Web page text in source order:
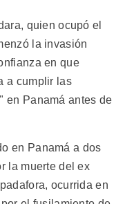
quien ocupó el
la invasión
en que
a cumplir las
en Panamá antes de
en Panamá a dos
la muerte del ex
ocurrida en